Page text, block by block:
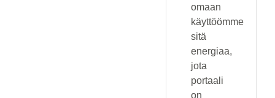
omaan
käyttöömme
sitä
energiaa,
jota
portaali
on